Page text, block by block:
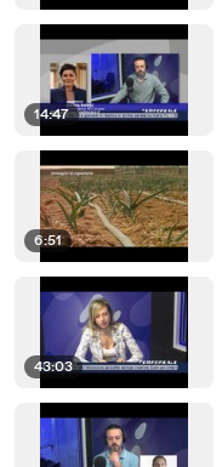
14:47
6:51
43:03